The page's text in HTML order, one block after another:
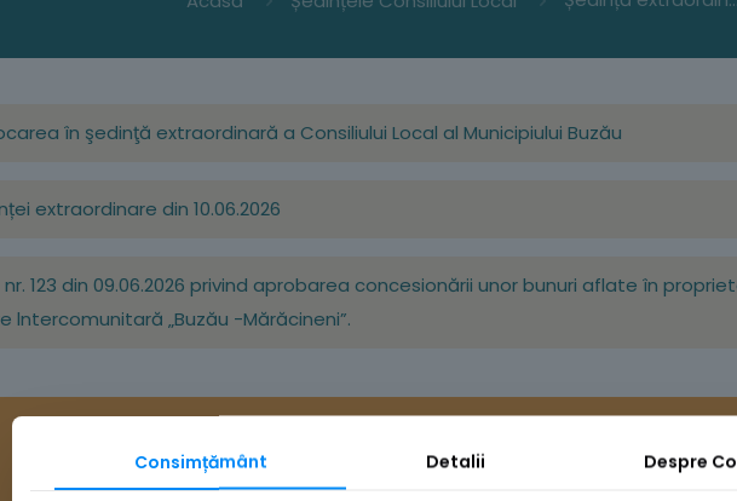
în şedinţă extraordinară a Consiliului Local al Municipiului Buzău
extraordinare din 10.06.2026
123 din 09.06.2026 privind aprobarea concesionării unor bunuri aflate în
lntercomunitară „Buzău -Mărăcineni”.
Consimțământ Detalii Despre